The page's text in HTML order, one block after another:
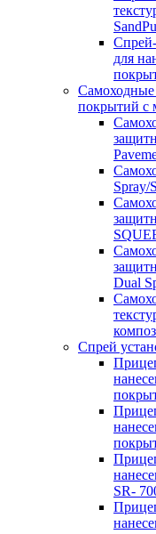
для
Самоходные
покрытий с
Spray/
Dual
Спрей
SR-